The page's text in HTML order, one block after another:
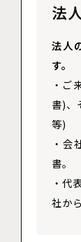
法
法人
す。
・ご
書)、
等)
・会
書。
・代
社か